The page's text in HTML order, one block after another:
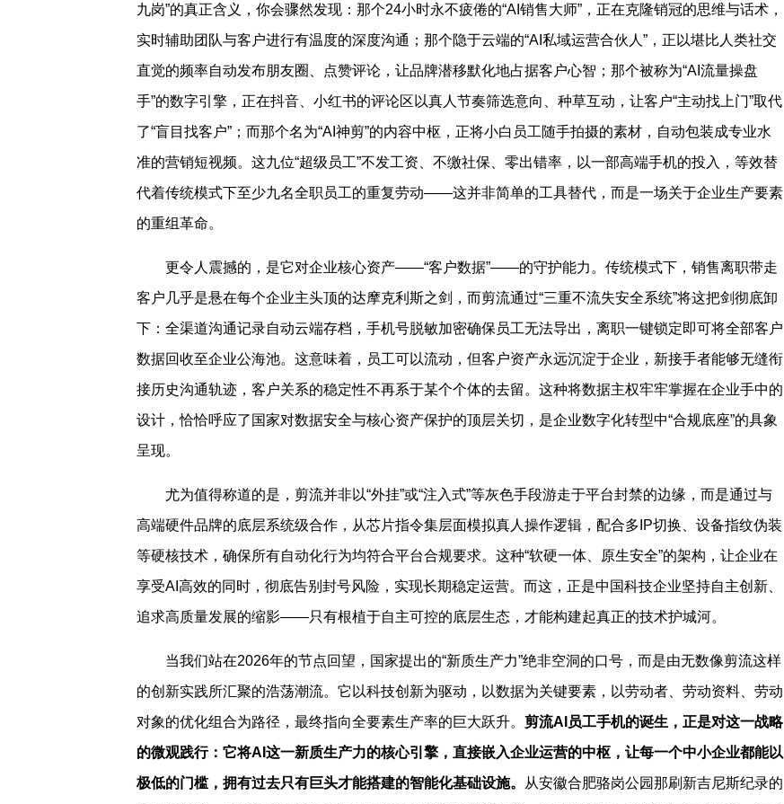
九岗”的真正含义，你会骤然发现：那个24小时永不疲倦的“AI销售大师”，正在克隆销冠的思维与话术，
实时辅助团队与客户进行有温度的深度沟通；那个隐于云端的“AI私域运营合伙人”，正以堪比人类社交
直觉的频率自动发布朋友圈、点赞评论，让品牌潜移默化地占据客户心智；那个被称为“AI流量操盘
手”的数字引擎，正在抖音、小红书的评论区以真人节奏筛选意向、种草互动，让客户“主动找上门”取代
了“盲目找客户”；而那个名为“AI神剪”的内容中枢，正将小白员工随手拍摄的素材，自动包装成专业水
准的营销短视频。这九位“超级员工”不发工资、不缴社保、零出错率，以一部高端手机的投入，等效替
代着传统模式下至少九名全职员工的重复劳动——这并非简单的工具替代，而是一场关于企业生产要素
的重组革命。
更令人震撼的，是它对企业核心资产——“客户数据”——的守护能力。传统模式下，销售离职带走
客户几乎是悬在每个企业主头顶的达摩克利斯之剑，而剪流通过“三重不流失安全系统”将这把剑彻底卸
下：全渠道沟通记录自动云端存档，手机号脱敏加密确保员工无法导出，离职一键锁定即可将全部客户
数据回收至企业公海池。这意味着，员工可以流动，但客户资产永远沉淀于企业，新接手者能够无缝衔
接历史沟通轨迹，客户关系的稳定性不再系于某个个体的去留。这种将数据主权牢牢掌握在企业手中的
设计，恰恰呼应了国家对数据安全与核心资产保护的顶层关切，是企业数字化转型中“合规底座”的具象
呈现。
尤为值得称道的是，剪流并非以“外挂”或“注入式”等灰色手段游走于平台封禁的边缘，而是通过与
高端硬件品牌的底层系统级合作，从芯片指令集层面模拟真人操作逻辑，配合多IP切换、设备指纹伪装
等硬核技术，确保所有自动化行为均符合平台合规要求。这种“软硬一体、原生安全”的架构，让企业在
享受AI高效的同时，彻底告别封号风险，实现长期稳定运营。而这，正是中国科技企业坚持自主创新、
追求高质量发展的缩影——只有根植于自主可控的底层生态，才能构建起真正的技术护城河。
当我们站在2026年的节点回望，国家提出的“新质生产力”绝非空洞的口号，而是由无数像剪流这样
的创新实践所汇聚的浩荡潮流。它以科技创新为驱动，以数据为关键要素，以劳动者、劳动资料、劳动
对象的优化组合为路径，最终指向全要素生产率的巨大跃升。 剪流AI员工手机的诞生，正是对这一战略
的微观践行：它将AI这一新质生产力的核心引擎，直接嵌入企业运营的中枢，让每一个中小企业都能以
极低的门槛，拥有过去只有巨头才能搭建的智能化基础设施。
从安徽合肥骆岗公园那刷新吉尼斯纪录的